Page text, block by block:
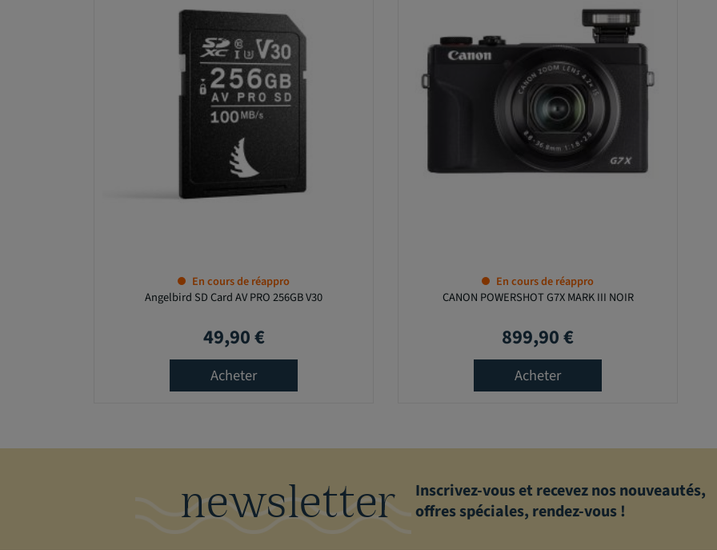
En cours de réappro
Angelbird SD Card AV PRO 256GB V30
Prix
49,90 €
Acheter
En cours de réappro
CANON POWERSHOT G7X MARK III NOIR
Prix
899,90 €
Acheter
newsletter
Inscrivez-vous et recevez nos nouveautés,
offres spéciales, rendez-vous !